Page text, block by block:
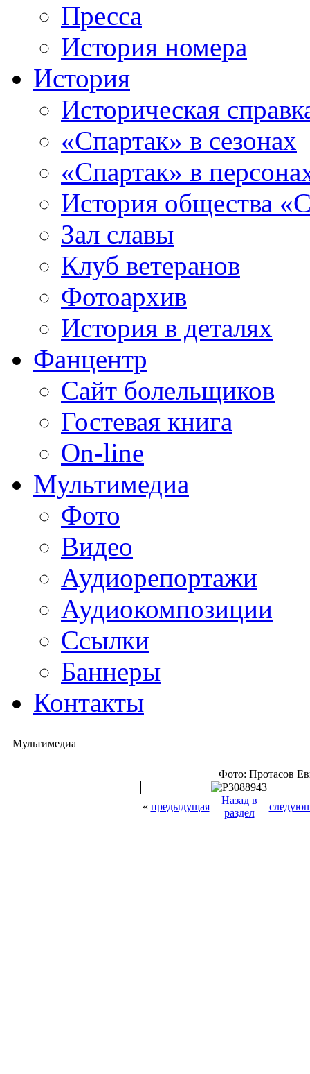
Пресса
История номера
История
Историческая
«Спартак» в сезонах
«Спартак» в
История общества
Зал славы
Клуб ветеранов
Фотоархив
История в деталях
Фанцентр
Сайт болельщиков
Гостевая книга
On-line
Мультимедиа
Фото
Видео
Аудиорепортажи
Аудиокомпозиции
Ссылки
Баннеры
Контакты
Мультимедиа
Фото: Протасов
« предыдущая
Назад в
раздел